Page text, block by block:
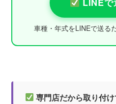
車種・年式をLINEで送るだ
専門店だから取り付